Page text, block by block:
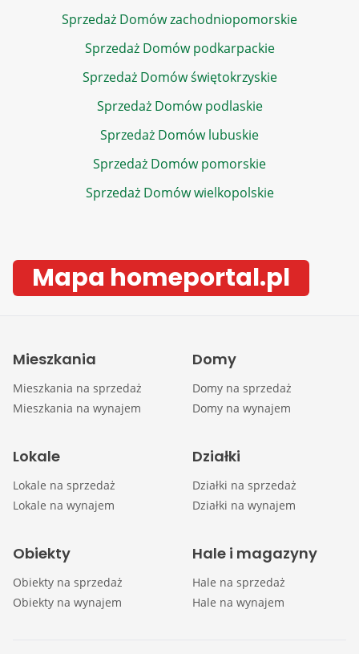
Sprzedaż Domów zachodniopomorskie
Sprzedaż Domów podkarpackie
Sprzedaż Domów świętokrzyskie
Sprzedaż Domów podlaskie
Sprzedaż Domów lubuskie
Sprzedaż Domów pomorskie
Sprzedaż Domów wielkopolskie
Mapa homeportal.pl
Mieszkania
Mieszkania na sprzedaż
Mieszkania na wynajem
Domy
Domy na sprzedaż
Domy na wynajem
Lokale
Lokale na sprzedaż
Lokale na wynajem
Działki
Działki na sprzedaż
Działki na wynajem
Obiekty
Obiekty na sprzedaż
Obiekty na wynajem
Hale i magazyny
Hale na sprzedaż
Hale na wynajem